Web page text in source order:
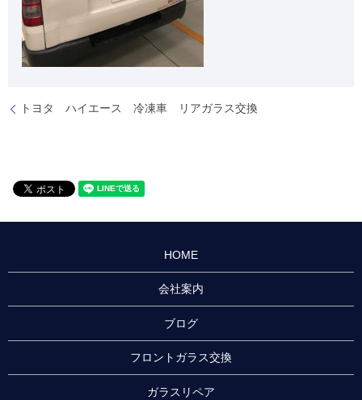
トヨタ ハイエース 冷凍車 リアガラス交換
HOME
会社案内
ブログ
フロントガラス交換
ガラスリペア